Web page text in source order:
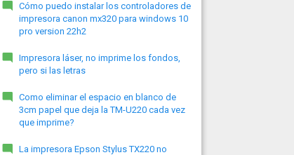
Cómo puedo instalar los controladores de
impresora canon mx320 para windows 10
pro version 22h2
Impresora láser, no imprime los fondos,
pero si las letras
Como eliminar el espacio en blanco de
3cm papel que deja la TM-U220 cada vez
que imprime?
La impresora Epson Stylus TX220 no